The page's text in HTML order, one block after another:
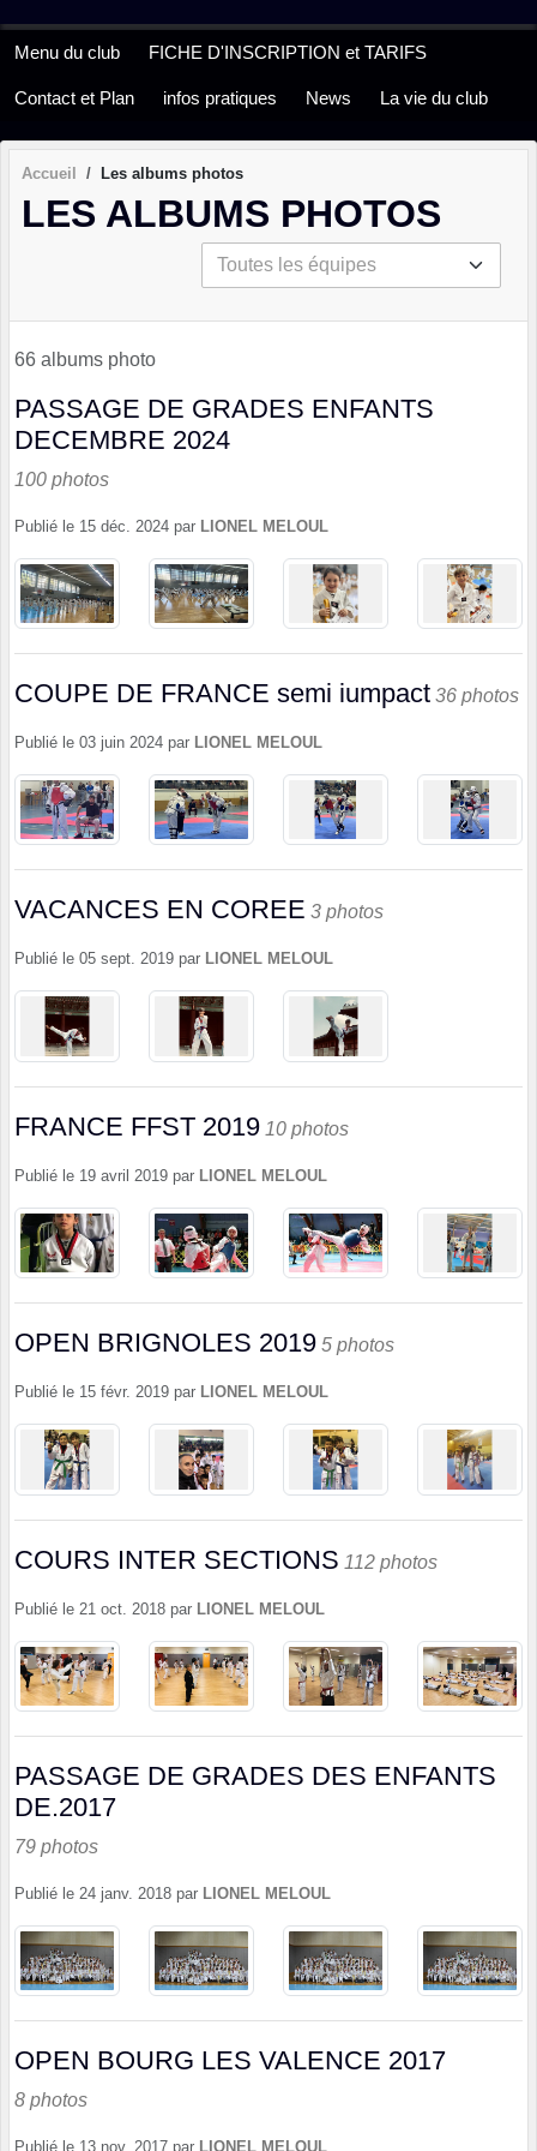
Menu du club FICHE D'INSCRIPTION et TARIFS
Contact et Plan infos pratiques News La vie du club
Accueil Les albums photos
LES ALBUMS PHOTOS
66 albums photo
PASSAGE DE GRADES ENFANTS
DECEMBRE 2024
100 photos
Publié le 15 déc. 2024 par LIONEL MELOUL
COUPE DE FRANCE semi iumpact 36 photos
Publié le 03 juin 2024 par LIONEL MELOUL
VACANCES EN COREE 3 photos
Publié le 05 sept. 2019 par LIONEL MELOUL
FRANCE FFST 2019 10 photos
Publié le 19 avril 2019 par LIONEL MELOUL
OPEN BRIGNOLES 2019 5 photos
Publié le 15 févr. 2019 par LIONEL MELOUL
COURS INTER SECTIONS 112 photos
Publié le 21 oct. 2018 par LIONEL MELOUL
PASSAGE DE GRADES DES ENFANTS
DE.2017
79 photos
Publié le 24 janv. 2018 par LIONEL MELOUL
OPEN BOURG LES VALENCE 2017
8 photos